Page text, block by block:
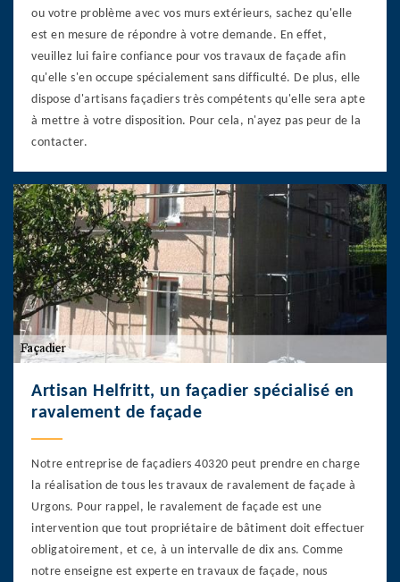
ou votre problème avec vos murs extérieurs, sachez qu'elle
est en mesure de répondre à votre demande. En effet,
veuillez lui faire confiance pour vos travaux de façade afin
qu'elle s'en occupe spécialement sans difficulté. De plus, elle
dispose d'artisans façadiers très compétents qu'elle sera apte
à mettre à votre disposition. Pour cela, n'ayez pas peur de la
contacter.
Artisan Helfritt, un façadier spécialisé en
ravalement de façade
Notre entreprise de façadiers 40320 peut prendre en charge
la réalisation de tous les travaux de ravalement de façade à
Urgons. Pour rappel, le ravalement de façade est une
intervention que tout propriétaire de bâtiment doit effectuer
obligatoirement, et ce, à un intervalle de dix ans. Comme
notre enseigne est experte en travaux de façade, nous